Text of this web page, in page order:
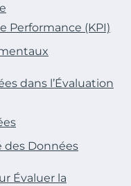
Performance (KPI)
dans l’Évaluation
des Données
Évaluer la